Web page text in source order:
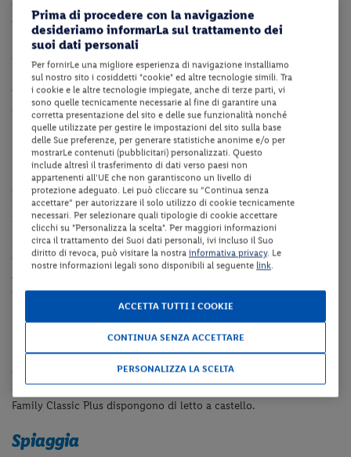
vicinanze si trovano le Bibione Thermae, facilmente raggiungibili a
piedi, così come le principali piste ciclabili che attraversano la
località e collegano le zone naturalistiche circostanti. L’area è ben
organizzata e offre accesso diretto al lungomare, agli stabilimenti
balneari attrezzati e ai collegamenti verso le zone lagunari e
pinete, rendendo la struttura un punto di partenza comodo per
esplorare il territorio.
Dotazioni della struttura
La struttura dispone di reception (24h), ristorante, sala TV, terrazza,
ascensore, bar, noleggio biciclette secondo disponibilità, piscina
scoperta con piscina per bambini integrata e lettini e ombrelloni
fino ad esaurimento, animazione secondo il programma della
struttura, sala giochi, parcheggio fino ad esaurimento posti e
collegamento internet Wi-Fi in tutta la struttura.
A pagamento: noleggio e-bike su richiesta a pagamento, colonnina
di ricarica per auto elettriche.
Camere
Le camere Classic Plus sono dotate di servizi privati, aria
condizionata, TV satellitare, minibar (consumazioni a pagamento),
cassaforte gratuita e collegamento internet Wi-Fi. Le camere
Family Classic Plus dispongono di letto a castello.
Spiaggia
Prima di procedere con la navigazione
desideriamo informarLa sul trattamento dei
suoi dati personali
Per fornirLe una migliore esperienza di navigazione installiamo
sul nostro sito i cosiddetti "cookie" ed altre tecnologie simili. Tra
i cookie e le altre tecnologie impiegate, anche di terze parti, vi
sono quelle tecnicamente necessarie al fine di garantire una
corretta presentazione del sito e delle sue funzionalità nonché
quelle utilizzate per gestire le impostazioni del sito sulla base
delle Sue preferenze, per generare statistiche anonime e/o per
mostrarLe contenuti (pubblicitari) personalizzati. Questo
include altresì il trasferimento di dati verso paesi non
appartenenti all'UE che non garantiscono un livello di
protezione adeguato. Lei può cliccare su “Continua senza
accettare” per autorizzare il solo utilizzo di cookie tecnicamente
necessari. Per selezionare quali tipologie di cookie accettare
clicchi su "Personalizza la scelta". Per maggiori informazioni
circa il trattamento dei Suoi dati personali, ivi incluso il Suo
diritto di revoca, può visitare la nostra informativa privacy. Le
nostre informazioni legali sono disponibili al seguente link.
ACCETTA TUTTI I COOKIE
CONTINUA SENZA ACCETTARE
PERSONALIZZA LA SCELTA